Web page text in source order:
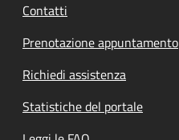
Contatti
Prenotazione appuntamento
Richiedi assistenza
Statistiche del portale